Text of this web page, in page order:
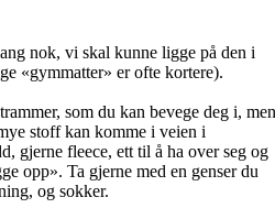
nok, vi skal kunne ligge på den i
«gymmatter» er ofte kortere).
som du kan bevege deg i, men
stoff kan komme i veien i
gjerne fleece, ett til å ha over seg og
opp». Ta gjerne med en genser du
og sokker.